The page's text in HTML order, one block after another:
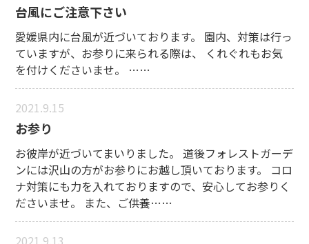
台風にご注意下さい
愛媛県内に台風が近づいております。 園内、対策は行っ
ていますが、お参りに来られる際は、 くれぐれもお気
を付けくださいませ。 ……
2021.9.15
お参り
お彼岸が近づいてまいりました。 道後フォレストガーデ
ンには沢山の方がお参りにお越し頂いております。 コロ
ナ対策にも力を入れておりますので、安心してお参りく
ださいませ。 また、ご供養……
2021.9.13